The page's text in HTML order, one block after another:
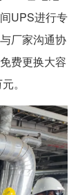
UPS进行专
厂家沟通协
费更换大容
。